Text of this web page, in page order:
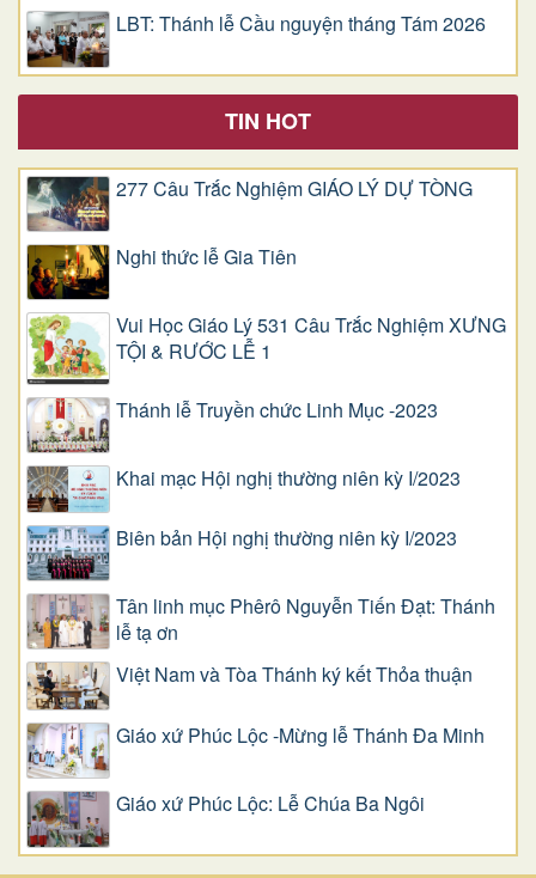
LBT: Thánh lễ Cầu nguyện tháng Tám 2026
TIN HOT
277 Câu Trắc Nghiệm GIÁO LÝ DỰ TÒNG
Nghi thức lễ Gia Tiên
Vui Học Giáo Lý 531 Câu Trắc Nghiệm XƯNG
TỘI & RƯỚC LỄ 1
Thánh lễ Truyền chức Linh Mục -2023
Khai mạc Hội nghị thường niên kỳ I/2023
Biên bản Hội nghị thường niên kỳ I/2023
Tân linh mục Phêrô Nguyễn Tiến Đạt: Thánh
lễ tạ ơn
Việt Nam và Tòa Thánh ký kết Thỏa thuận
Giáo xứ Phúc Lộc -Mừng lễ Thánh Đa Minh
Giáo xứ Phúc Lộc: Lễ Chúa Ba Ngôi